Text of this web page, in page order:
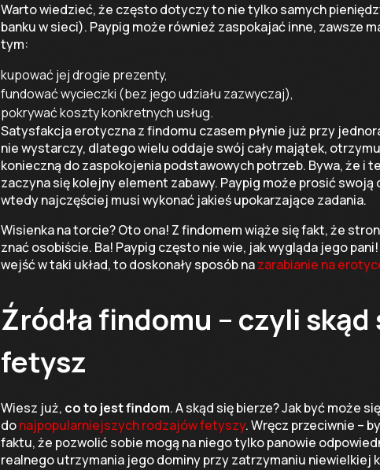
Warto wiedzieć, że często dotyczy to nie tylko samych
banku w sieci). Paypig może również zaspokajać inne, zawsze
tym:
kupować jej drogie prezenty,
fundować wycieczki (bez jego udziału zazwyczaj),
pokrywać koszty konkretnych usług.
Satysfakcja erotyczna z findomu czasem płynie już przy
nie wystarczy, dlatego wielu oddaje swój cały majątek,
konieczną do zaspokojenia podstawowych potrzeb. Bywa, że i
zaczyna się kolejny element zabawy. Paypig może prosić
wtedy najczęściej musi wykonać jakieś upokarzające zadania.
Wisienka na torcie? Oto ona! Z findomem wiąże się fakt, że
znać osobiście. Ba! Paypig często nie wie, jak wygląda jego
wejść w taki układ, to doskonały sposób nazarabianie na
Źródła findomu – czyli
fetysz
Wiesz już, co to jest findom. A skąd się bierze? Jak być może
donajpopularniejszych rodzajów fetyszy. Wręcz przeciwnie –
faktu, że pozwolić sobie mogą na niego tylko panowie
realnego utrzymania jego dominy przy zatrzymaniu niewielkiej